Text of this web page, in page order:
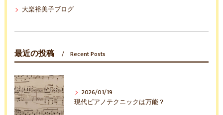
大楽裕美子ブログ
最近の投稿 Recent Posts
2026/01/19
現代ピアノテクニックは万能？